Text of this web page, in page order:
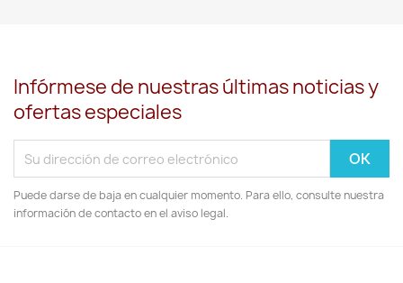
Infórmese de nuestras últimas noticias y
ofertas especiales
Puede darse de baja en cualquier momento. Para ello, consulte nuestra
información de contacto en el aviso legal.